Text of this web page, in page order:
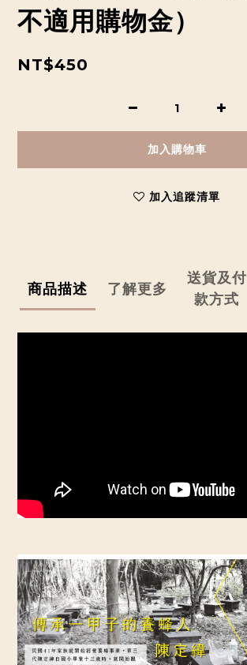
不適用購物金）
NT$450
加入購物車
加入追蹤清單
商品描述 了解更多
送貨及付
款方式